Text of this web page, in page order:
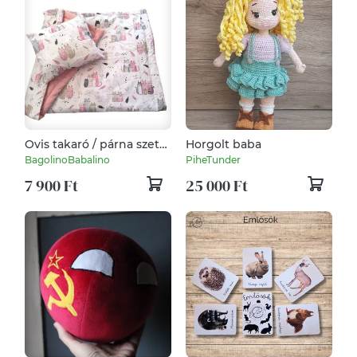
Ovis takaró / párna szett
cicák
BagolinoBabalino
7 900 Ft
Horgolt baba
PiheTunder
25 000 Ft